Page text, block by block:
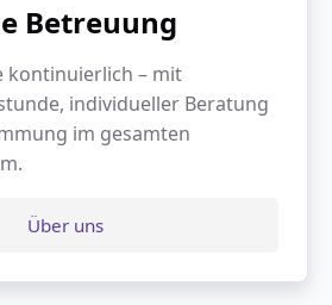
Betreuung
kontinuierlich – mit
individueller Beratung
im gesamten
Über uns